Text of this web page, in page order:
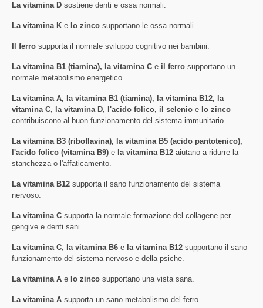
La vitamina D sostiene denti e ossa normali.
La vitamina K e lo zinco supportano le ossa normali.
Il ferro supporta il normale sviluppo cognitivo nei bambini.
La vitamina B1 (tiamina), la vitamina C e il ferro supportano un
normale metabolismo energetico.
La vitamina A, la vitamina B1 (tiamina), la vitamina B12, la
vitamina C, la vitamina D, l'acido folico, il selenio e lo zinco
contribuiscono al buon funzionamento del sistema immunitario.
La vitamina B3 (riboflavina), la vitamina B5 (acido pantotenico),
l'acido folico (vitamina B9) e la vitamina B12 aiutano a ridurre la
stanchezza o l'affaticamento.
La vitamina B12 supporta il sano funzionamento del sistema
nervoso.
La vitamina C supporta la normale formazione del collagene per
gengive e denti sani.
La vitamina C, la vitamina B6 e la vitamina B12 supportano il sano
funzionamento del sistema nervoso e della psiche.
La vitamina A e lo zinco supportano una vista sana.
La vitamina A supporta un sano metabolismo del ferro.